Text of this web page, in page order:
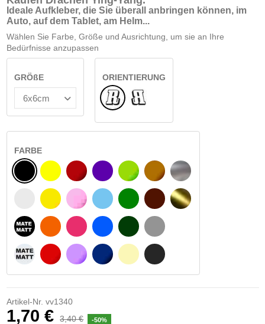
Ideale Aufkleber, die Sie überall anbringen können, im
Auto, auf dem Tablet, am Helm...
Wählen Sie Farbe, Größe und Ausrichtung, um sie an Ihre
Bedürfnisse anzupassen
GRÖßE
ORIENTIERUNG
NormaleUmgedreht
FARBE
SCHWARZ
WEIß
MATTSCHWARZ
MATTWEIß
GELB
GELBES SIGNAL
ORANGE
ROT
BURGUND
ROSE
FUCHSIA
LILA
VIOLETT
HELLBLAU
BLAU
DUNKELBLAU
HELLGRÜN
GRÜN
DUNKELGRÜN
BEIGE
HASELNUSS
DUNKELBRAUN
HELLGRAU
DUNKELGRAU
SILBER
GOLD
Artikel-Nr. vv1340
1,70 € 3,40 € -50%